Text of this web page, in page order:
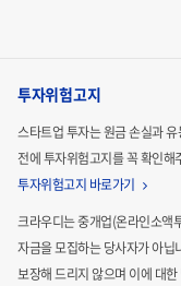
2. 본건 온라인소액
서는 안 되며, 투자자
을 유의하시기 바랍
3. 본건 온라인소액공
채는 취득 후 12개월
전문투자자에 대한
다.
투자위험고지
스타트업 투자는 원금 손실과
전에 투자위험고지를 꼭 확인해
투자위험고지 바로가기
크라우디는 중개업(온라인소액
자금을 모집하는당사자가 아닙
보장해 드리지 않으며 이에 대한